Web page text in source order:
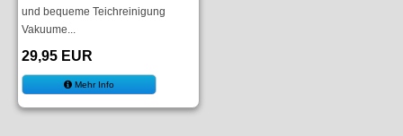
und bequeme Teichreinigung
Vakuume...
29,95 EUR
Mehr Info